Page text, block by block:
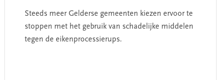
Steeds meer Gelderse gemeenten kiezen ervoor te
stoppen met het gebruik van schadelijke middelen
tegen de eikenprocessierups.